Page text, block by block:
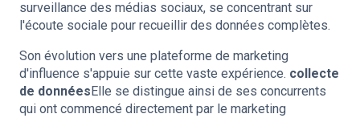
surveillance des médias sociaux, se concentrant sur
l'écoute sociale pour recueillir des données complètes.
Son évolution vers une plateforme de marketing
d'influence s'appuie sur cette vaste expérience. collecte
de donnéesElle se distingue ainsi de ses concurrents
qui ont commencé directement par le marketing